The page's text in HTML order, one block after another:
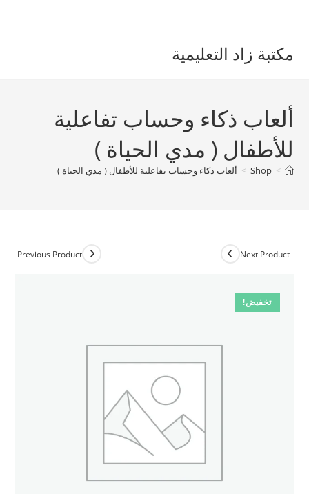
مكتبة زاد التعليمية
ألعاب ذكاء وحساب تفاعلية
للأطفال ( مدي الحياة )
>
Shop
> ألعاب ذكاء وحساب تفاعلية للأطفال ( مدي الحياة )
تخفيض!
Previous Product Next Product